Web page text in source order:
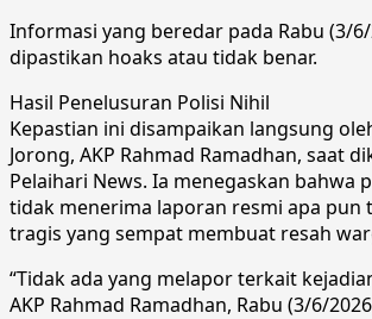
Informasi yang beredar pada Rabu (3/
dipastikan hoaks atau tidak benar.
Hasil Penelusuran Polisi Nihil
Kepastian ini disampaikan langsung
Jorong, AKP Rahmad Ramadhan, saat
Pelaihari News. Ia menegaskan bahwa
tidak menerima laporan resmi apa pun
tragis yang sempat membuat resah
“Tidak ada yang melapor terkait
AKP Rahmad Ramadhan, Rabu (3/6/